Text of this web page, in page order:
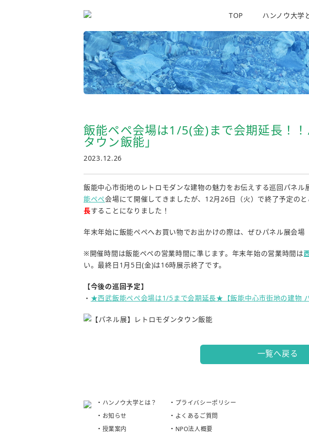
TOP ハンノウ大学
飯能ペペ会場は1/5(金)まで会期延長！
タウン飯能」
2023.12.26
飯能中心市街地のレトロモダンな建物の魅力をお伝えする巡回パネ
能ペペ会場にて開催してきましたが、12月26日（火）で終了予定の
長することになりました！
年末年始に飯能ペペへお買い物でお出かけの際は、ぜひパネル展会場
※開催時間は飯能ペペの営業時間に準じます。年末年始の営業時間は
い。最終日1月5日(金)は16時展示終了です。
【今後の巡回予定】
・ ★西武飯能ペペ会場は1/5まで会期延長★【飯能中心市街地の建物
一覧へ戻る
ハンノウ大学とは？
お知らせ
授業案内
プライバシーポリシー
よくあるご質問
NPO法人概要